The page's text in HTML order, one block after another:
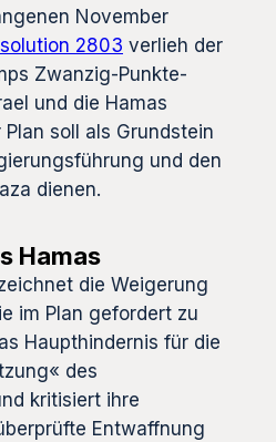
November
2803 verlieh der
Zwanzig-Punkte-
und die Hamas
soll als Grundstein
und den
dienen.
Hamas
die Weigerung
im Plan gefordert zu
Haupthindernis für die
des
kritisiert ihre
Entwaffnung